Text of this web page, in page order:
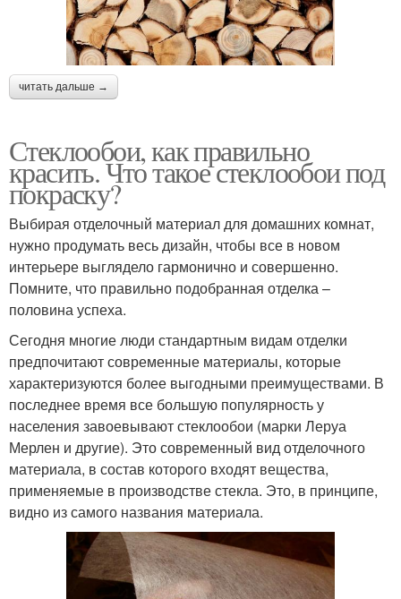
читать дальше →
Стеклообои, как правильно
красить. Что такое стеклообои под
покраску?
Выбирая отделочный материал для домашних комнат,
нужно продумать весь дизайн, чтобы все в новом
интерьере выглядело гармонично и совершенно.
Помните, что правильно подобранная отделка –
половина успеха.
Сегодня многие люди стандартным видам отделки
предпочитают современные материалы, которые
характеризуются более выгодными преимуществами. В
последнее время все большую популярность у
населения завоевывают стеклообои (марки Леруа
Мерлен и другие). Это современный вид отделочного
материала, в состав которого входят вещества,
применяемые в производстве стекла. Это, в принципе,
видно из самого названия материала.